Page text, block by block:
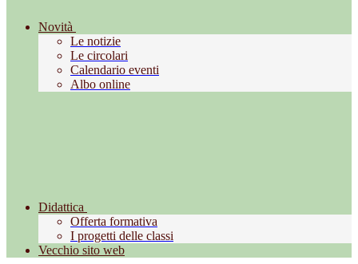
Novità
Le notizie
Le circolari
Calendario eventi
Albo online
Didattica
Offerta formativa
I progetti delle classi
Vecchio sito web